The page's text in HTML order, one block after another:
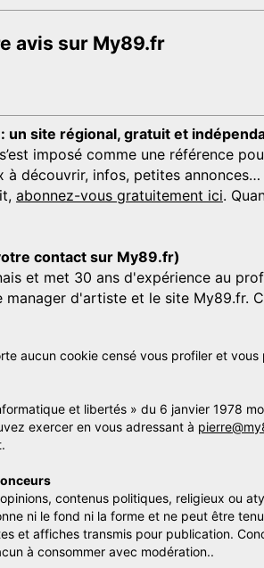
avis sur My89.fr
un site régional, gratuit et
imposé comme une référence
à découvrir, infos, petites
abonnez-vous gratuitement ici.
contact sur My89.fr)
et met 30 ans d'expérience au
manager d'artiste et le site My89.fr.
aucun cookie censé vous profiler et vous
et libertés » du 6 janvier 1978
exercer en vous adressant à
contenus politiques, religieux ou
ni le fond ni la forme et ne peut être
et affiches transmis pour publication.
à consommer avec modération..